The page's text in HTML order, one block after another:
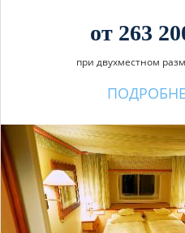
от 263
при двухместном